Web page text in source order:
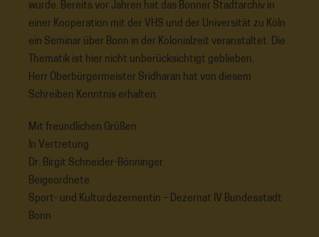
wurde. Bereits vor Jahren hat das Bonner Stadtarchiv in
einer Kooperation mit der VHS und der Universität zu Köln
ein Seminar über Bonn in der Kolonialzeit veranstaltet. Die
Thematik ist hier nicht unberücksichtigt geblieben.
Herr Oberbürgermeister Sridharan hat von diesem
Schreiben Kenntnis erhalten.
Mit freundlichen Grüßen
In Vertretung
Dr. Birgit Schneider-Bönninger
Beigeordnete
Sport- und Kulturdezernentin – Dezernat IV Bundesstadt
Bonn